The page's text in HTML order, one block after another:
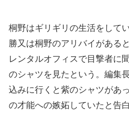
桐野はギリギリの生活をして
勝又は桐野のアリバイがある
レンタルオフィスで目撃者に
のシャツを見たという。編集
込みに行くと紫のシャツがあ
の才能への嫉妬していたと告白